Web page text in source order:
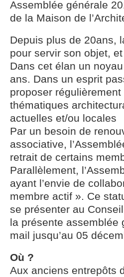
Assemblée générale
de la Maison de
Depuis plus de 20ans,
pour servir son objet,
Dans cet élan un
ans. Dans un esprit
proposer
thématiques
actuelles et/ou locales
Par un besoin de
associative,
retrait de certains
Parallèlement,
ayant l’envie de
membre actif ». Ce
se présenter au
la présente assemblée
mail jusqu’au 05
Où ?
Aux anciens entrepôts